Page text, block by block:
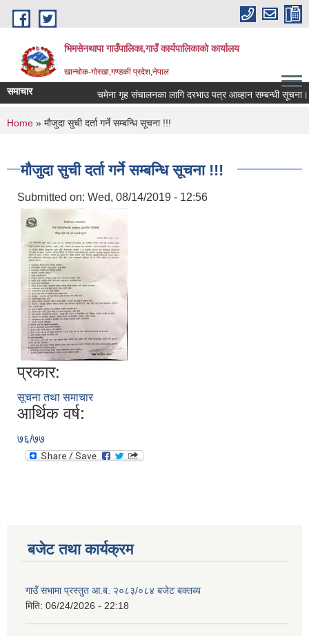
Skip to main content
भिमसेनथापा गाउँपालिका,गाउँ कार्यपालिकाकाे कार्यालय
खान्चोक-गाेरखा,गण्डकी प्रदेश,नेपाल
समाचार चमेना गृह संचालनका लागि दरभाउ पत्र आव्हान सम्बन्धी सूचना।
You are here
Home » मौजुदा सुची दर्ता गर्ने सम्बन्धि सूचना !!!
मौजुदा सुची दर्ता गर्ने सम्बन्धि सूचना !!!
Submitted on: Wed, 08/14/2019 - 12:56
प्रकार:
सूचना तथा समाचार
आर्थिक वर्ष:
७६/७७
बजेट तथा कार्यक्रम
गाउँ सभामा प्रस्तुत आ.ब. २०८३/०८४ बजेट बक्तब्य
मिति: 06/24/2026 - 22:18